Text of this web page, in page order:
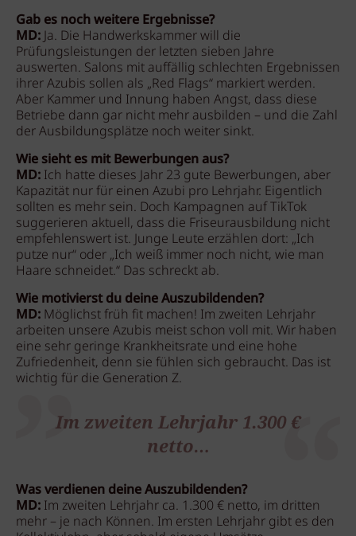
Gab es noch weitere Ergebnisse?
MD:Ja. Die Handwerkskammer will die
Prüfungsleistungen der letzten sieben Jahre
auswerten. Salons mit auffällig schlechten Ergebnissen
ihrer Azubis sollen als „Red Flags“ markiert werden.
Aber Kammer und Innung haben Angst, dass diese
Betriebe dann gar nicht mehr ausbilden – und die Zahl
der Ausbildungsplätze noch weiter sinkt.
Wie sieht es mit Bewerbungen aus?
MD: Ich hatte dieses Jahr 23 gute Bewerbungen, aber
Kapazität nur für einen Azubi pro Lehrjahr. Eigentlich
sollten es mehr sein. Doch Kampagnen auf TikTok
suggerieren aktuell, dass die Friseurausbildung nicht
empfehlenswert ist. Junge Leute erzählen dort: „Ich
putze nur“ oder „Ich weiß immer noch nicht, wie man
Haare schneidet.“ Das schreckt ab.
Wie motivierst du deine Auszubildenden?
MD: Möglichst früh fit machen! Im zweiten Lehrjahr
arbeiten unsere Azubis meist schon voll mit. Wir haben
eine sehr geringe Krankheitsrate und eine hohe
Zufriedenheit, denn sie fühlen sich gebraucht. Das ist
wichtig für die Generation Z.
Im zweiten Lehrjahr 1.300 €
netto…
Was verdienen deine Auszubildenden?
MD: Im zweiten Lehrjahr ca. 1.300 € netto, im dritten
mehr – je nach Können. Im ersten Lehrjahr gibt es den